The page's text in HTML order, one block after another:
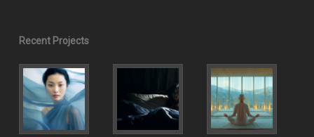
Recent Projects